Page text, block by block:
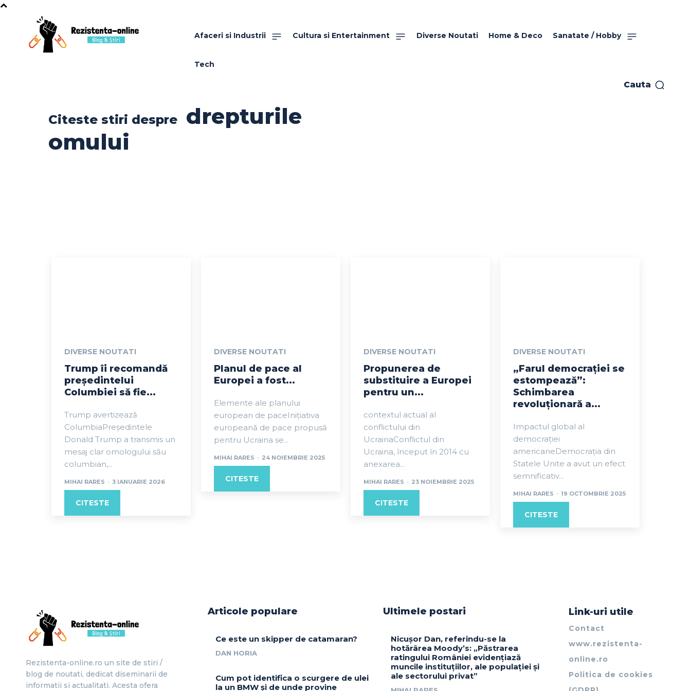
Afaceri si Industrii Cultura si Entertainment Diverse Noutati Home & Deco Sanatate / Hobby
Tech
Cauta
Citeste stiri despre
drepturile
omului
DIVERSE NOUTATI
Trump îi recomandă
președintelui
Columbiei să fie...
Trump avertizează
ColumbiaPreședintele
Donald Trump a transmis un
mesaj clar omologului său
columbian,...
MIHAI RARES - 3 IANUARIE 2026
CITESTE
DIVERSE NOUTATI
Planul de pace al
Europei a fost...
Elemente ale planului
european de paceInițiativa
europeană de pace propusă
pentru Ucraina se...
MIHAI RARES - 24 NOIEMBRIE 2025
CITESTE
DIVERSE NOUTATI
Propunerea de
substituire a Europei
pentru un...
contextul actual al
conflictului din
UcrainaConflictul din
Ucraina, început în 2014 cu
anexarea...
MIHAI RARES - 23 NOIEMBRIE 2025
CITESTE
DIVERSE NOUTATI
„Farul democrației se
estompează”:
Schimbarea
revoluționară a...
Impactul global al
democrației
americaneDemocrația din
Statele Unite a avut un efect
semnificativ...
MIHAI RARES - 19 OCTOMBRIE 2025
CITESTE
Rezistenta-online.ro un site de stiri /
blog de noutati, dedicat diseminarii de
informatii si actualitati. Acesta ofera
Articole populare
Ce este un skipper de catamaran?
DAN HORIA
Cum pot identifica o scurgere de ulei
la un BMW și de unde provine
Ultimele postari
Nicușor Dan, referindu-se la
hotărârea Moody’s: „Păstrarea
ratingului României evidențiază
muncile instituțiilor, ale populației și
ale sectorului privat”
Link-uri utile
Contact
www.rezistenta-
online.ro
Politica de cookies